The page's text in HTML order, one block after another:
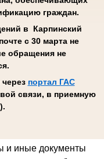
граждан.
в Карпинский
с 30 марта не
обращения не
портал ГАС
связи, в приемную
и иные документы